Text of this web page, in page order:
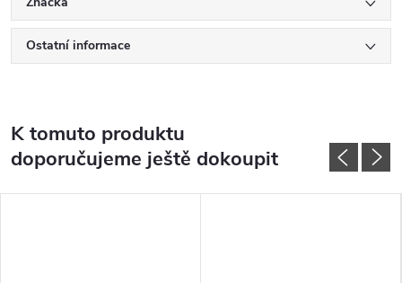
Ostatní informace
K tomuto produktu
doporučujeme ještě dokoupit